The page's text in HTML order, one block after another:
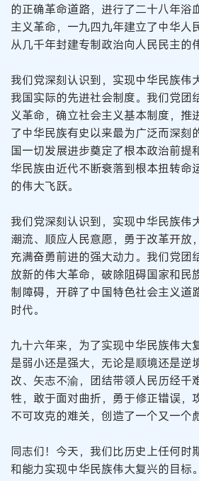
的正确革命道路，进行了二十八年浴
主义革命，一九四九年建立了中华人
从几千年封建专制政治向人民民主的
我们党深刻认识到，实现中华民族伟
我国实际的先进社会制度。我们党团
义革命，确立社会主义基本制度，推
了中华民族有史以来最为广泛而深刻
国一切发展进步奠定了根本政治前提
华民族由近代不断衰落到根本扭转命
的伟大飞跃。
我们党深刻认识到，实现中华民族伟
潮流、顺应人民意愿，勇于改革开放
充满奋勇前进的强大动力。我们党团
放新的伟大革命，破除阻碍国家和民
制障碍，开辟了中国特色社会主义道
时代。
九十六年来，为了实现中华民族伟大
是弱小还是强大，无论是顺境还是逆
改、矢志不渝，团结带领人民历经千
牲，敢于面对曲折，勇于修正错误，
不可攻克的难关，创造了一个又一个
同志们！今天，我们比历史上任何时
和能力实现中华民族伟大复兴的目标。